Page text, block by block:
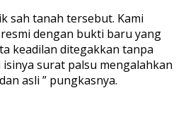
sah tanah tersebut. Kami
dengan bukti baru yang
keadilan ditegakkan tanpa
surat palsu mengalahkan
asli ” pungkasnya.